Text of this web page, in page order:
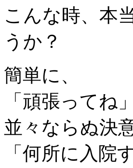
こんな時、本
うか？
簡単に、
「頑張ってね
並々ならぬ決
「何所に入院